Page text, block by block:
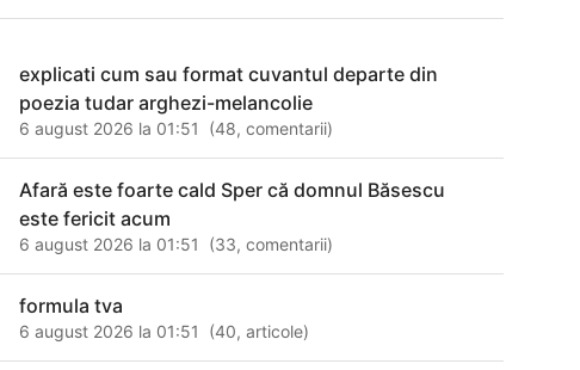
explicati cum sau format cuvantul departe din
poezia tudar arghezi-melancolie
6 august 2026 la 01:51 (48,comentarii)
Afară este foarte cald Sper că domnul Băsescu
este fericit acum
6 august 2026 la 01:51 (33,comentarii)
formula tva
6 august 2026 la 01:51 (40,articole)